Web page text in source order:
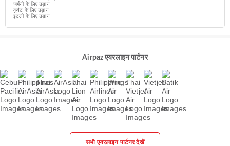
जर्मनी के लिए उड़ान
कुवैट के लिए उड़ान
इटली के लिए उड़ान
Airpaz एयरलाइन पार्टनर
सभी एयरलाइन पार्टनर देखें